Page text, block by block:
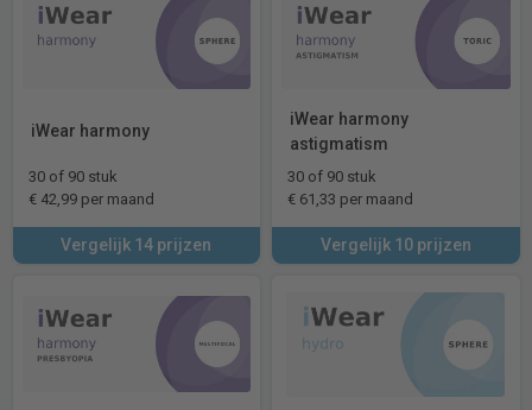
iWear harmony
30 of 90 stuk
€ 42,99 per maand
Vergelijk 14 prijzen
iWear harmony
astigmatism
30 of 90 stuk
€ 61,33 per maand
Vergelijk 10 prijzen